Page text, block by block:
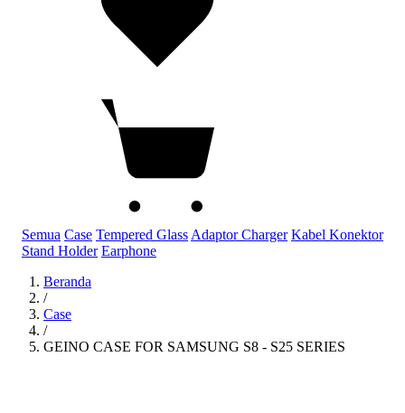
Semua Case Tempered Glass Adaptor Charger Kabel Konektor
Stand Holder Earphone
Beranda
/
Case
/
GEINO CASE FOR SAMSUNG S8 - S25 SERIES